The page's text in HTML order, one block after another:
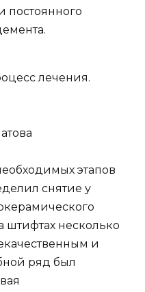
постоянного
лечения.
этапов
снятие у
штифтах несколько
и
ряд был